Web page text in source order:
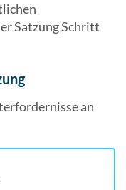
Satzung Schritt
an